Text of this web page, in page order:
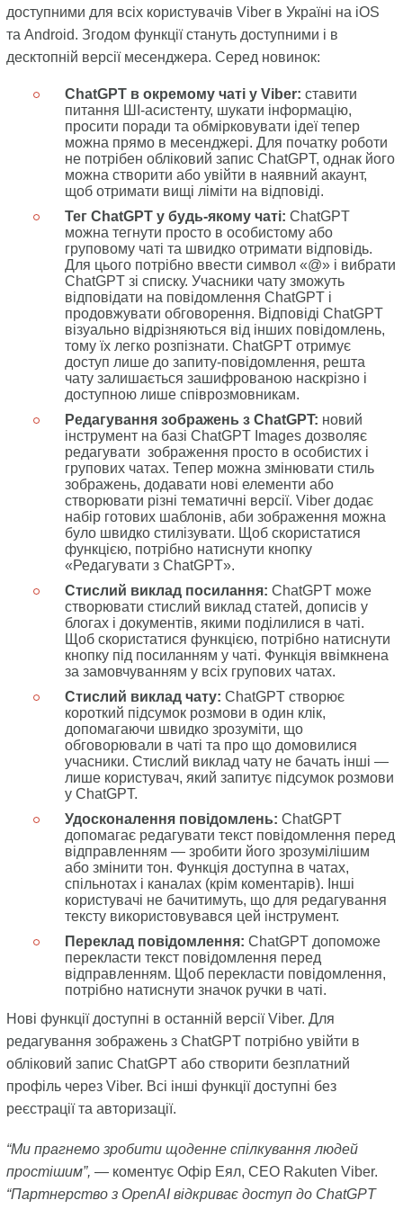
доступними для всіх користувачів Viber в Україні на iOS
та Android. Згодом функції стануть доступними і в
десктопній версії месенджера. Серед новинок:
ChatGPT в окремому чаті у Viber: ставити
питання ШІ-асистенту, шукати інформацію,
просити поради та обмірковувати ідеї тепер
можна прямо в месенджері. Для початку роботи
не потрібен обліковий запис ChatGPT, однак його
можна створити або увійти в наявний акаунт,
щоб отримати вищі ліміти на відповіді.
Тег ChatGPT у будь-якому чаті: ChatGPT
можна тегнути просто в особистому або
груповому чаті та швидко отримати відповідь.
Для цього потрібно ввести символ «@» і вибрати
ChatGPT зі списку. Учасники чату зможуть
відповідати на повідомлення ChatGPT і
продовжувати обговорення. Відповіді ChatGPT
візуально відрізняються від інших повідомлень,
тому їх легко розпізнати. ChatGPT отримує
доступ лише до запиту-повідомлення, решта
чату залишається зашифрованою наскрізно і
доступною лише співрозмовникам.
Редагування зображень з ChatGPT: новий
інструмент на базі ChatGPT Images дозволяє
редагувати зображення просто в особистих і
групових чатах. Тепер можна змінювати стиль
зображень, додавати нові елементи або
створювати різні тематичні версії. Viber додає
набір готових шаблонів, аби зображення можна
було швидко стилізувати. Щоб скористатися
функцією, потрібно натиснути кнопку
«Редагувати з ChatGPT».
Стислий виклад посилання: ChatGPT може
створювати стислий виклад статей, дописів у
блогах і документів, якими поділилися в чаті.
Щоб скористатися функцією, потрібно натиснути
кнопку під посиланням у чаті. Функція ввімкнена
за замовчуванням у всіх групових чатах.
Стислий виклад чату: ChatGPT створює
короткий підсумок розмови в один клік,
допомагаючи швидко зрозуміти, що
обговорювали в чаті та про що домовилися
учасники. Стислий виклад чату не бачать інші —
лише користувач, який запитує підсумок розмови
у ChatGPT.
Удосконалення повідомлень: ChatGPT
допомагає редагувати текст повідомлення перед
відправленням — зробити його зрозумілішим
або змінити тон. Функція доступна в чатах,
спільнотах і каналах (крім коментарів). Інші
користувачі не бачитимуть, що для редагування
тексту використовувався цей інструмент.
Переклад повідомлення: ChatGPT допоможе
перекласти текст повідомлення перед
відправленням. Щоб перекласти повідомлення,
потрібно натиснути значок ручки в чаті.
Нові функції доступні в останній версії Viber. Для
редагування зображень з ChatGPT потрібно увійти в
обліковий запис ChatGPT або створити безплатний
профіль через Viber. Всі інші функції доступні без
реєстрації та авторизації.
“Ми прагнемо зробити щоденне спілкування людей
простішим”, — коментує Офір Еял, CEO Rakuten Viber.
“Партнерство з OpenAI відкриває доступ до ChatGPT